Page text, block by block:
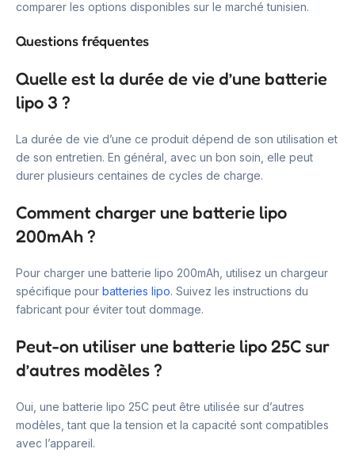
comparer les options disponibles sur le marché tunisien.
Questions fréquentes
Quelle est la durée de vie d’une batterie
lipo 3 ?
La durée de vie d’une ce produit dépend de son utilisation et
de son entretien. En général, avec un bon soin, elle peut
durer plusieurs centaines de cycles de charge.
Comment charger une batterie lipo
200mAh ?
Pour charger une batterie lipo 200mAh, utilisez un chargeur
spécifique pour batteries lipo. Suivez les instructions du
fabricant pour éviter tout dommage.
Peut-on utiliser une batterie lipo 25C sur
d’autres modèles ?
Oui, une batterie lipo 25C peut être utilisée sur d’autres
modèles, tant que la tension et la capacité sont compatibles
avec l’appareil.